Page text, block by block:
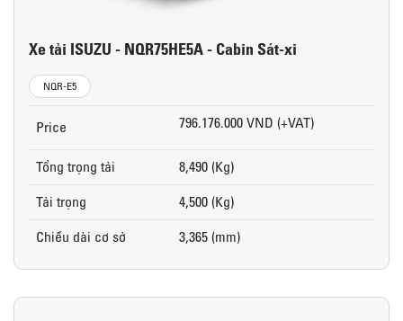
Xe tải ISUZU - NQR75HE5A - Cabin Sát-xi
NQR-E5
Price 796.176.000 VND (+VAT)
Tổng trọng tải
8,490 (Kg)
Tải trọng
4,500 (Kg)
Chiều dài cơ sở
3,365 (mm)